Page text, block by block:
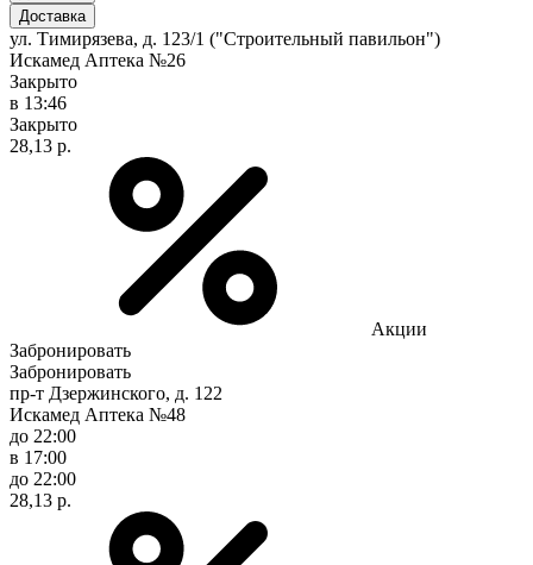
Доставка
ул. Тимирязева, д. 123/1 ("Строительный павильон")
Искамед Аптека №26
Закрыто
в 13:46
Закрыто
28,13 р.
Акции
Забронировать
Забронировать
пр-т Дзержинского, д. 122
Искамед Аптека №48
до 22:00
в 17:00
до 22:00
28,13 р.